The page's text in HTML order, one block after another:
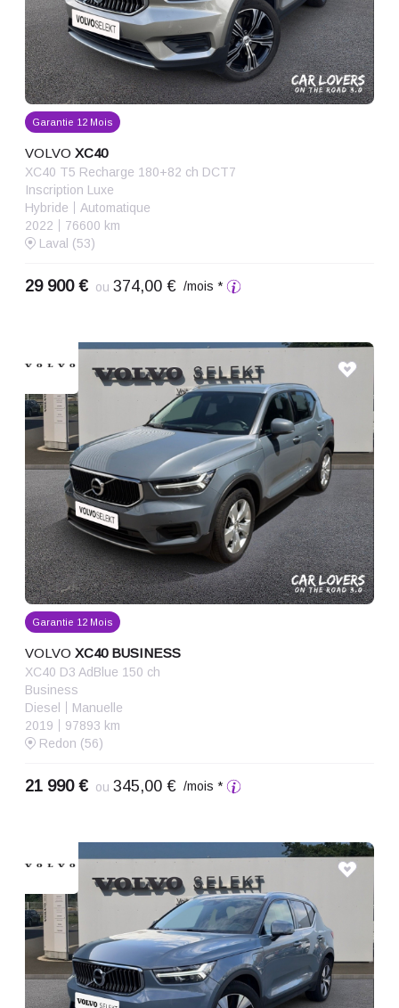
Garantie 12 Mois
VOLVO XC40
XC40 T5 Recharge 180+82 ch DCT7
Inscription Luxe
Hybride
Automatique
2022
76600 km
Laval (53)
29 900 € ou 374,00 € /mois *
Garantie 12 Mois
VOLVO XC40 BUSINESS
XC40 D3 AdBlue 150 ch
Business
Diesel
Manuelle
2019
97893 km
Redon (56)
21 990 € ou 345,00 € /mois *